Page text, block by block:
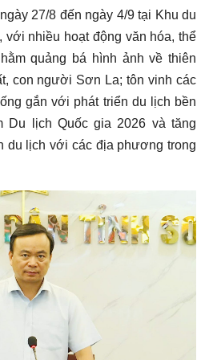
27/8 đến ngày 4/9 tại Khu du
với nhiều hoạt động văn hóa, thể
quảng bá hình ảnh về thiên
con người Sơn La; tôn vinh các
gắn với phát triển du lịch bền
Du lịch Quốc gia 2026 và tăng
du lịch với các địa phương trong